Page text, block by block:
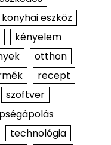
konyhai eszköz
kényelem
otthon
recept
szoftver
technológia